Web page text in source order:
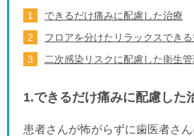
できるだけ痛みに配慮した治療
フロアを分けたリラックスできる
二次感染リスクに配慮した衛生管
1.できるだけ痛みに配慮した
患者さんが怖がらずに歯医者さん